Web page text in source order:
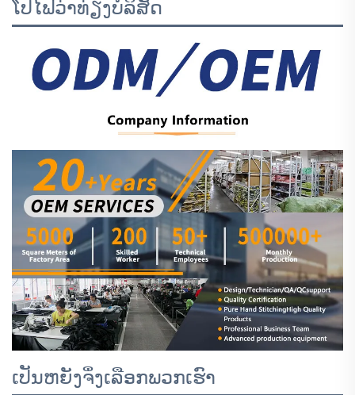
ໂປີໄຟວ່າທ່ຽງບໍລິສັດ
ເປັນຫຍັງຈຶ່ງເລືອກພວກເຮົາ